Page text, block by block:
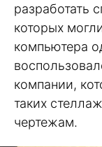
разработать
которых
компьютера
компании,
таких
чертежам.